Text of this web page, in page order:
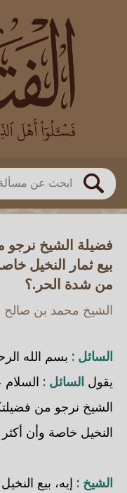
بحث
العالم
بن باز
اللجنة الدائمة
فضيلة الشيخ نرجو
بيع ثمار النخيل
من شدة الحر.؟
الشيخ محمد بن صالح
السائل : بسم الله
يقول السائل : السلام
الشيخ نرجو من
النخيل خاصة وأن
الشيخ : إيه، بيع